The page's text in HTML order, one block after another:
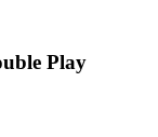
Play